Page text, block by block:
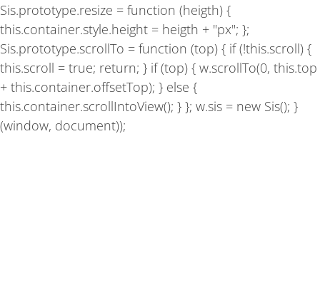
Sis.prototype.resize = function (heigth) {
this.container.style.height = heigth + "px"; };
Sis.prototype.scrollTo = function (top) { if (!this.scroll) {
this.scroll = true; return; } if (top) { w.scrollTo(0, this.top
+ this.container.offsetTop); } else {
this.container.scrollIntoView(); } }; w.sis = new Sis(); }
(window, document));